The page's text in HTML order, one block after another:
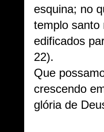
esquina; no
templo santo
edificados
22).
Que
crescendo
glória de